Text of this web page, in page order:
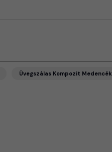
Üvegszálas Kompozit Medencék